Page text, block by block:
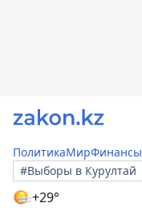
ПолитикаМирФинансы
#Выборы в Курултай
+29°